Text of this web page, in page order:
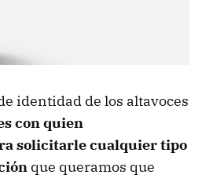
identidad de los altavoces
con quien
solicitarle cualquier tipo
que queramos que